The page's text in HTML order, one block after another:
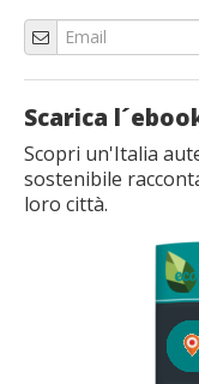
Scarica
Scopri un'Italia
sostenibile
loro città.